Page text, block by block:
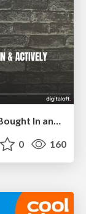
0 160